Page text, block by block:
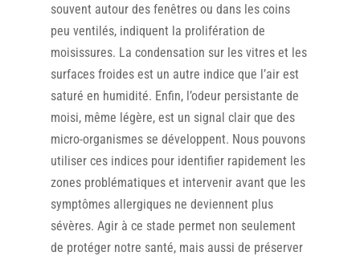
souvent autour des fenêtres ou dans les coins
peu ventilés, indiquent la prolifération de
moisissures. La condensation sur les vitres et les
surfaces froides est un autre indice que l’air est
saturé en humidité. Enfin, l’odeur persistante de
moisi, même légère, est un signal clair que des
micro-organismes se développent. Nous pouvons
utiliser ces indices pour identifier rapidement les
zones problématiques et intervenir avant que les
symptômes allergiques ne deviennent plus
sévères. Agir à ce stade permet non seulement
de protéger notre santé, mais aussi de préserver